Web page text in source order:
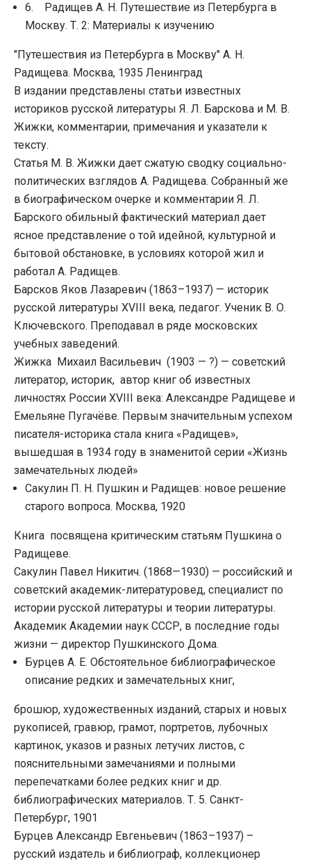
6. Радищев А. Н. Путешествие из Петербурга в
Москву. Т. 2: Материалы к изучению
"Путешествия из Петербурга в Москву" А. Н.
Радищева. Москва, 1935 Ленинград
В издании представлены статьи известных
историков русской литературы Я. Л. Барскова и М. В.
Жижки, комментарии, примечания и указатели к
тексту.
Статья М. В. Жижки дает сжатую сводку социально-
политических взглядов А. Радищева. Собранный же
в биографическом очерке и комментарии Я. Л.
Барского обильный фактический материал дает
ясное представление о той идейной, культурной и
бытовой обстановке, в условиях которой жил и
работал А. Радищев.
Барсков Яков Лазаревич (1863–1937) — историк
русской литературы XVIII века, педагог. Ученик В. О.
Ключевского. Преподавал в ряде московских
учебных заведений.
Жижка Михаил Васильевич (1903 — ?) — советский
литератор, историк, автор книг об известных
личностях России XVIII века: Александре Радищеве и
Емельяне Пугачёве. Первым значительным успехом
писателя-историка стала книга «Радищев»,
вышедшая в 1934 году в знаменитой серии «Жизнь
замечательных людей»
Сакулин П. Н. Пушкин и Радищев: новое решение
старого вопроса. Москва, 1920
Книга посвящена критическим статьям Пушкина о
Радищеве.
Сакулин Павел Никитич. (1868—1930) — российский и
советский академик-литературовед, специалист по
истории русской литературы и теории литературы.
Академик Академии наук СССР, в последние годы
жизни — директор Пушкинского Дома.
Бурцев А. Е. Обстоятельное библиографическое
описание редких и замечательных книг,
брошюр, художественных изданий, старых и новых
рукописей, гравюр, грамот, портретов, лубочных
картинок, указов и разных летучих листов, с
пояснительными замечаниями и полными
перепечатками более редких книг и др.
библиографических материалов. Т. 5. Санкт-
Петербург, 1901
Бурцев Александр Евгеньевич (1863–1937) –
русский издатель и библиограф, коллекционер